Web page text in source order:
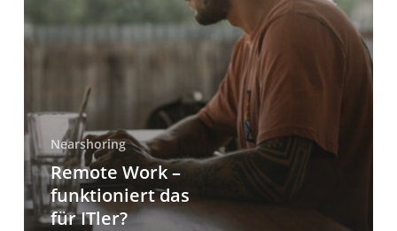
Nearshoring
Remote Work –
funktioniert das
für ITler?